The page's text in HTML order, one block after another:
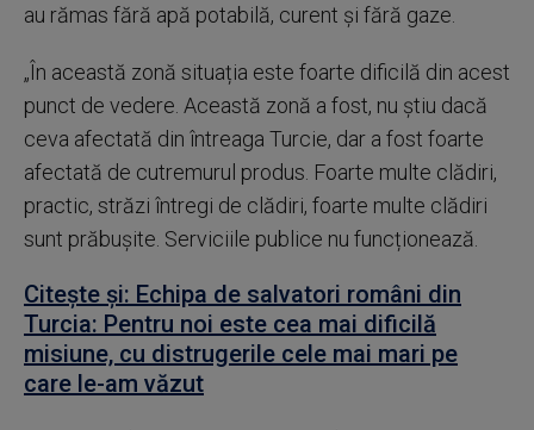
au rămas fără apă potabilă, curent și fără gaze.
„În această zonă situația este foarte dificilă din acest
punct de vedere. Această zonă a fost, nu știu dacă
ceva afectată din întreaga Turcie, dar a fost foarte
afectată de cutremurul produs. Foarte multe clădiri,
practic, străzi întregi de clădiri, foarte multe clădiri
sunt prăbușite. Serviciile publice nu funcționează.
Citește și: Echipa de salvatori români din
Turcia: Pentru noi este cea mai dificilă
misiune, cu distrugerile cele mai mari pe
care le-am văzut